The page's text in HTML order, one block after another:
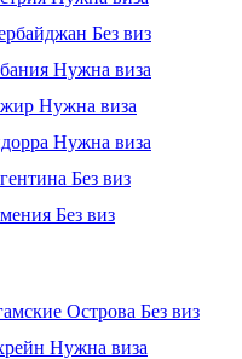
Без виз
Нужна виза
Нужна виза
Нужна виза
Без виз
Без виз
Острова Без виз
Нужна виза